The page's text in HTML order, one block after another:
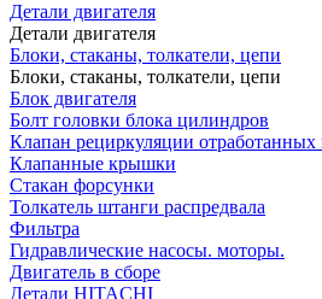
Детали двигателя
Детали двигателя
Блоки, стаканы, толкатели, цепи
Блоки, стаканы, толкатели, цепи
Блок двигателя
Болт головки блока цилиндров
Клапан рециркуляции отработанных
Клапанные крышки
Стакан форсунки
Толкатель штанги распредвала
Фильтра
Гидравлические насосы. моторы.
Двигатель в сборе
Детали HITACHI